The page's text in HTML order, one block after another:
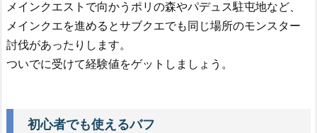
メインクエストで向かうポリの森やパデュス駐屯地など、
メインクエを進めるとサブクエでも同じ場所のモンスター
討伐があったりします。
ついでに受けて経験値をゲットしましょう。
初心者でも使えるバフ